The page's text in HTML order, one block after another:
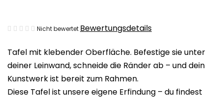
Tafel mit klebender Oberfläche. Befestige sie unter
deiner Leinwand, schneide die Ränder ab – und dein
Kunstwerk ist bereit zum Rahmen.
Diese Tafel ist unsere eigene Erfindung – du findest
Die
Produktbewertung
ist
0,0
von
Nicht bewertet Bewertungsdetails